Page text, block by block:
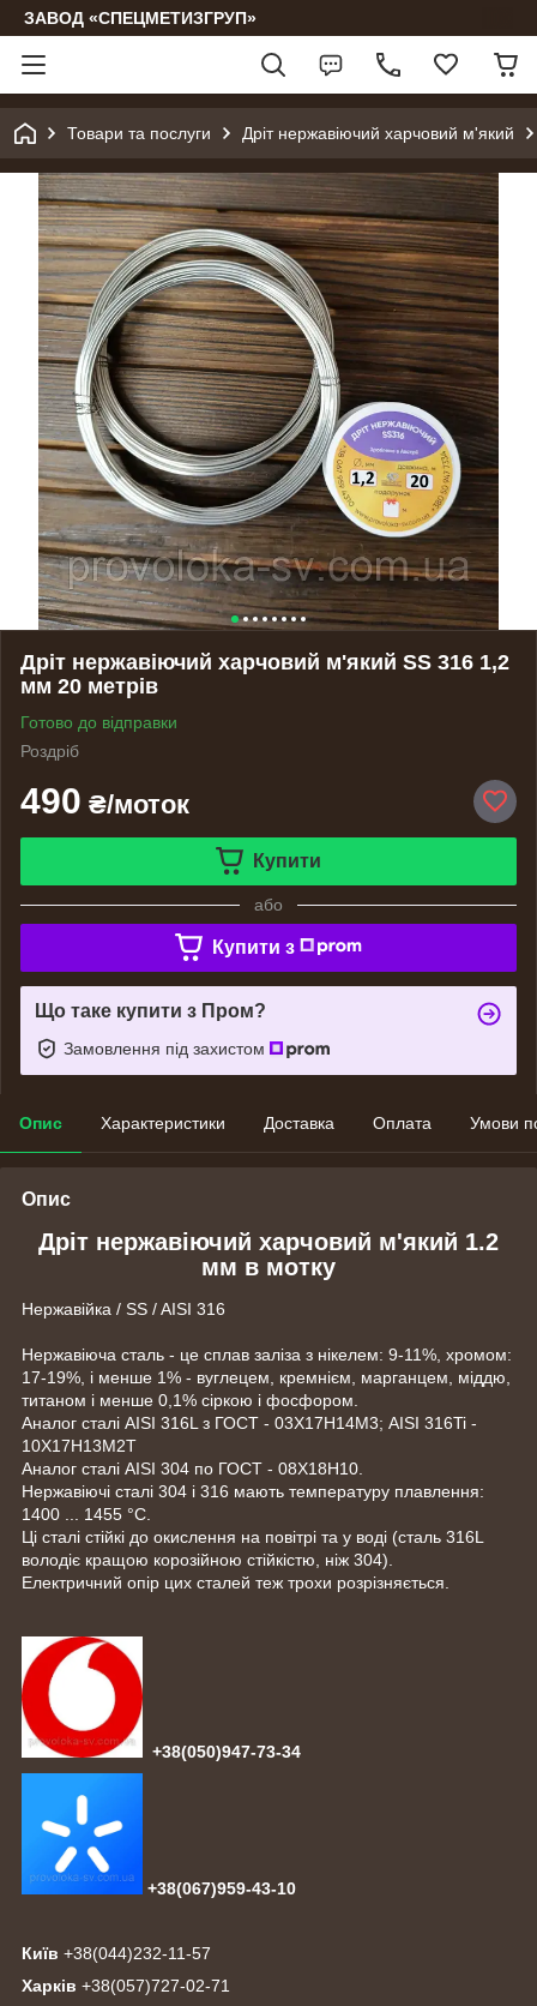
ЗАВОД «СПЕЦМЕТИЗГРУП»
Товари та послуги Дріт нержавіючий харчовий м'який
Дріт нержавіючий харчовий м'який SS 316 1,2
мм 20 метрів
Готово до відправки
Роздріб
490 ₴/моток
Купити
або
Купити з
Що таке купити з Пром?
Замовлення під захистом
Опис Характеристики Доставка Оплата Умови
Опис
Дріт нержавіючий харчовий м'який 1.2
мм в мотку
Нержавійка / SS / AISI 316
Нержавіюча сталь - це сплав заліза з нікелем: 9-11%, хромом:
17-19%, і менше 1% - вуглецем, кремнієм, марганцем, міддю,
титаном і менше 0,1% сіркою і фосфором.
Аналог сталі AISI 316L з ГОСТ - 03Х17Н14М3; AISI 316Ti -
10Х17Н13М2Т
Аналог сталі AISI 304 по ГОСТ - 08Х18Н10.
Нержавіючі сталі 304 і 316 мають температуру плавлення:
1400 ... 1455 °C.
Ці сталі стійкі до окислення на повітрі та у воді (сталь 316L
володіє кращою корозійною стійкістю, ніж 304).
Електричний опір цих сталей теж трохи розрізняється.
+38(050)947-73-34
+38(067)959-43-10
Київ +38(044)232-11-57
Харків +38(057)727-02-71